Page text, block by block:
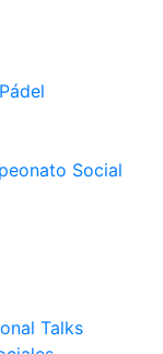
Social
Talks